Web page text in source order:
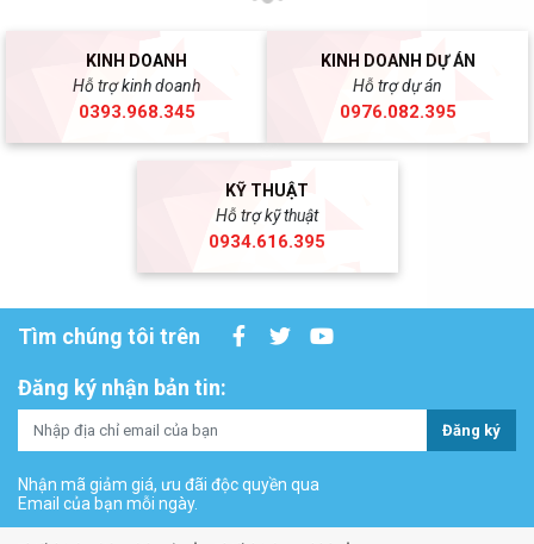
KINH DOANH
Hỗ trợ kinh doanh
0393.968.345
KINH DOANH DỰ ÁN
Hỗ trợ dự án
0976.082.395
KỸ THUẬT
Hỗ trợ kỹ thuật
0934.616.395
Tìm chúng tôi trên
Đăng ký nhận bản tin:
Đăng ký
Nhận mã giảm giá, ưu đãi độc quyền qua
Email của bạn mỗi ngày.